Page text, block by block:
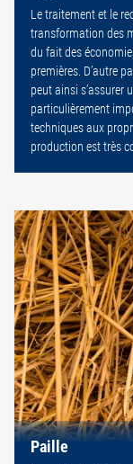
Le traitement et le
transformation des
du fait des
premières. D’autre
peut ainsi s’assurer
particulièrement
techniques aux
production est très
Paille